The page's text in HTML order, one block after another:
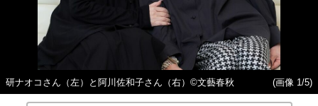
研ナオコさん（左）と阿川佐和子さん（右）©︎文藝春秋 (画像 1/5)